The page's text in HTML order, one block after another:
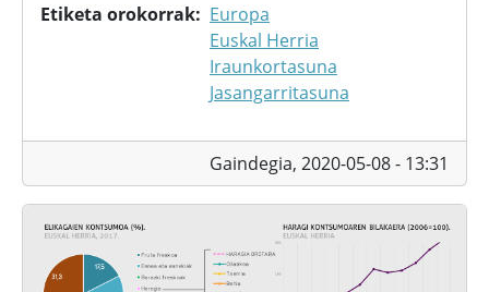
Etiketa orokorrak
Europa
Euskal Herria
Iraunkortasuna
Jasangarritasuna
Gaindegia, 2020-05-08 - 13:31